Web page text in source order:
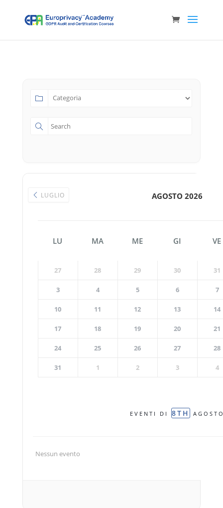
LUGLIO AGOSTO 2026
LU MA ME GI VE
27 28 29 30 31
3 4 5 6 7
10 11 12 13 14
17 18 19 20 21
24 25 26 27 28
31 1 2 3 4
EVENTI DI 8TH
Nessun evento